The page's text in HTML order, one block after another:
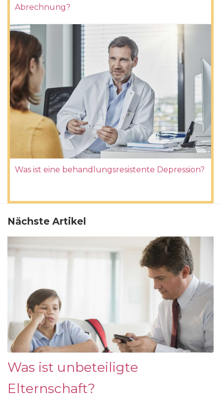
Abrechnung?
Was ist eine behandlungsresistente Depression?
Nächste Artikel
Was ist unbeteiligte
Elternschaft?